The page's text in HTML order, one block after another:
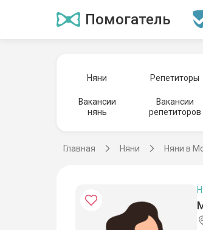
Помогатель
Няни Репетиторы
Вакансии
нянь
Вакансии
репетиторов
Главная Няни Няни в